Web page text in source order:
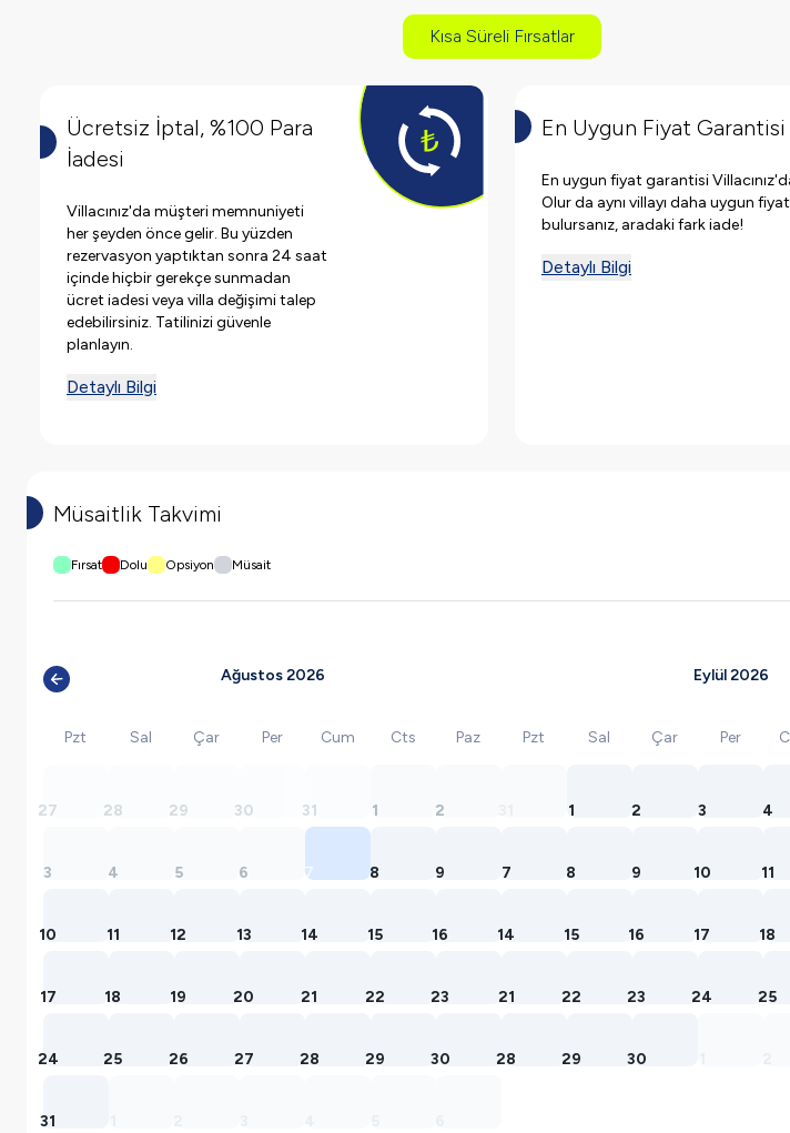
Kısa Süreli Fırsatlar
Ücretsiz İptal, %100 Para
İadesi
Villacınız'da müşteri memnuniyeti
her şeyden önce gelir. Bu yüzden
rezervasyon yaptıktan sonra 24 saat
içinde hiçbir gerekçe sunmadan
ücret iadesi veya villa değişimi talep
edebilirsiniz. Tatilinizi güvenle
planlayın.
Detaylı Bilgi
En Uygun Fiyat Garantisi
En uygun fiyat garantisi
Olur da aynı villayı daha uygun
bulursanız, aradaki fark iade!
Detaylı Bilgi
Müsaitlik Takvimi
Fırsat Dolu Opsiyon Müsait
Ağustos 2026
Pzt Sal Çar Per Cum Cts Paz
27 28 29 30 31 1 2
3 4 5 6 7 8 9
10 11 12 13 14 15 16
17 18 19 20 21 22 23
24 25 26 27 28 29 30
31
Eylül 2026
Pzt Sal Çar Per
1 2 3 4
7 8 9 10 11
14 15 16 17 18
21 22 23 24 25
28 29 30